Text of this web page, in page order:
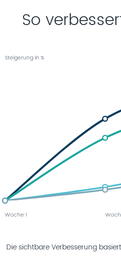
So
Steigerung in %
Woche 1
Die sichtbare Verbesserung